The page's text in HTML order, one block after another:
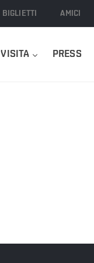
BIGLIETTI AMICI
VISITA PRESS